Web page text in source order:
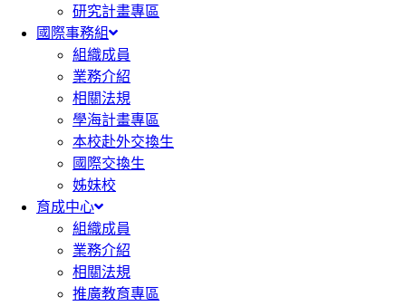
研究計畫專區
國際事務組
組織成員
業務介紹
相關法規
學海計畫專區
本校赴外交換生
國際交換生
姊妹校
育成中心
組織成員
業務介紹
相關法規
推廣教育專區